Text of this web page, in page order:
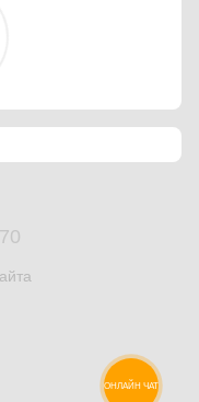
ОНЛАЙН ЧАТ